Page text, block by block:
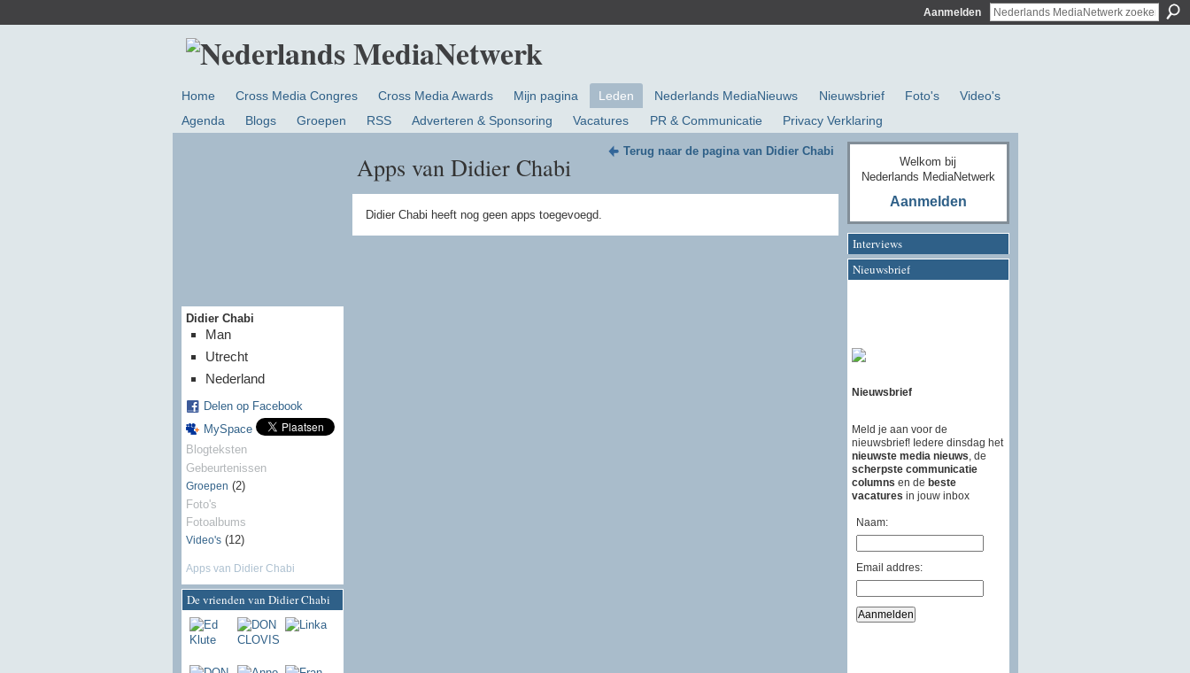
Aanmelden
Home Cross Media Congres Cross Media Awards Mijn pagina Leden Nederlands MediaNieuws Nieuwsbrief Foto's
Video's
Agenda
Blogs Groepen RSS Adverteren & Sponsoring Vacatures PR & Communicatie Privacy Verklaring
Didier Chabi
Man
Utrecht
Nederland
Delen op Facebook
MySpace
Blogteksten
Gebeurtenissen
Groepen (2)
Foto's
Fotoalbums
Video's(12)
Apps van Didier Chabi
De vrienden van Didier Chabi
Terug naar de pagina van Didier Chabi
Apps van Didier Chabi
Didier Chabi heeft nog geen apps toegevoegd.
Welkom bij
Nederlands MediaNetwerk
Aanmelden
Interviews
Nieuwsbrief
Nieuwsbrief
Meld je aan voor de
nieuwsbrief! Iedere dinsdag het
nieuwste media nieuws , de
scherpste communicatie
columns en de beste
vacatures in jouw inbox
Naam:
Email addres: